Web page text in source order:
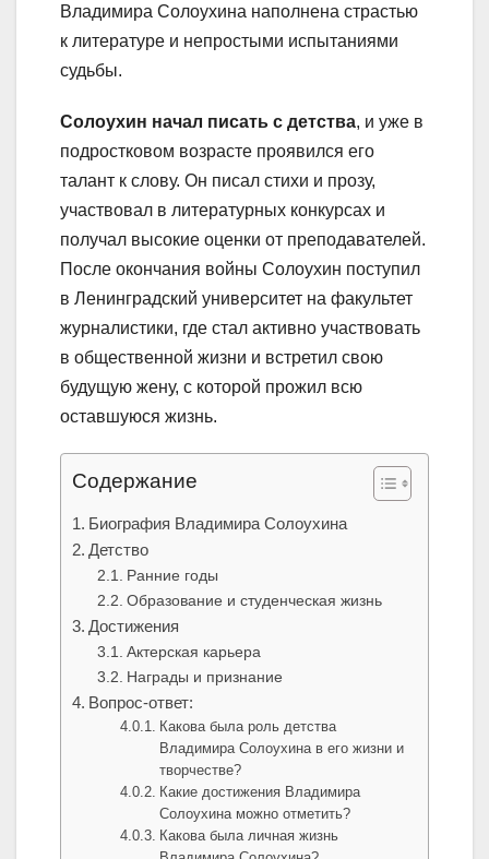
Владимира Солоухина наполнена страстью
к литературе и непростыми испытаниями
судьбы.
Солоухин начал писать с детства, и уже в
подростковом возрасте проявился его
талант к слову. Он писал стихи и прозу,
участвовал в литературных конкурсах и
получал высокие оценки от преподавателей.
После окончания войны Солоухин поступил
в Ленинградский университет на факультет
журналистики, где стал активно участвовать
в общественной жизни и встретил свою
будущую жену, с которой прожил всю
оставшуюся жизнь.
Содержание
Биография Владимира Солоухина
Детство
Ранние годы
Образование и студенческая жизнь
Достижения
Актерская карьера
Награды и признание
Вопрос-ответ:
Какова была роль детства
Владимира Солоухина в его жизни и
творчестве?
Какие достижения Владимира
Солоухина можно отметить?
Какова была личная жизнь